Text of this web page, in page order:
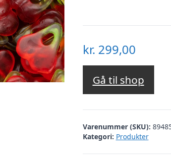
kr. 299,00
Gå til shop
Varenummer (SKU):
Kategori: Produkter